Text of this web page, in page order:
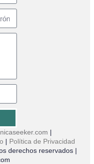
|
| Política de Privacidad
derechos reservados |